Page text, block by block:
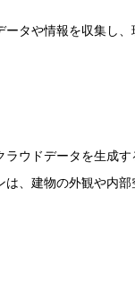
タや情報を収集し
ウドデータを生成す
、建物の外観や内